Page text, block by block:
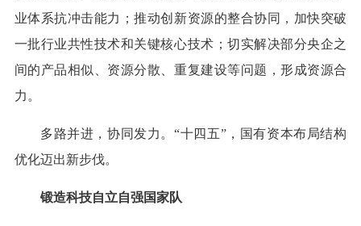
业体系抗冲击能力；推动创新资源的整合协同，加快突破
一批行业共性技术和关键核心技术；切实解决部分央企之
间的产品相似、资源分散、重复建设等问题，形成资源合
力。
多路并进，协同发力。“十四五”，国有资本布局结构
优化迈出新步伐。
锻造科技自立自强国家队